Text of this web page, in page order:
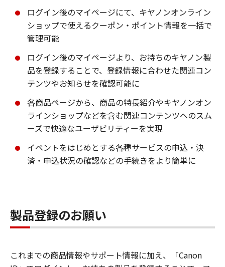
ログイン後のマイページにて、キヤノンオンライン
ショップで使えるクーポン・ポイント情報を一括で
管理可能
ログイン後のマイページより、お持ちのキヤノン製
品を登録することで、登録情報に合わせた関連コン
テンツやお知らせを確認可能に
各商品ページから、商品の特長紹介やキヤノンオン
ラインショップなどを含む関連コンテンツへのスム
ーズで快適なユーザビリティーを実現
イベントをはじめとする各種サービスの申込・決
済・申込状況の確認などの手続きをより簡単に
製品登録のお願い
これまでの商品情報やサポート情報に加え、「Canon